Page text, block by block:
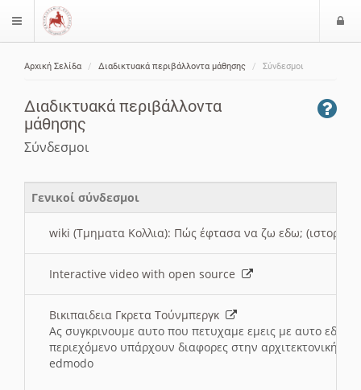
$langMenu
Αρχική Σελίδα Διαδικτυακά περιβάλλοντα μάθησης Σύνδεσμοι
Διαδικτυακά περιβάλλοντα
μάθησης
Σύνδεσμοι
Γενικοί σύνδεσμοι
wiki (Τμηματα Κολλια): Πώς έφτασα να ζω εδω; (ιστορια)
Interactive video with open source
Βικιπαιδεια Γκρετα Τούνμπεργκ
Ας συγκρινουμε αυτο που πετυχαμε εμεις με αυτο εδω
περιεχόμενο υπάρχουν διαφορες στην αρχιτεκτονική
edmodo